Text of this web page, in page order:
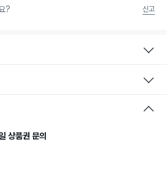
위생법에서 정한 규격에 따라 제조되어 식품 또
사용할 수 있는 식품용기구라는 표시입니다.
? 신고
상품권 문의